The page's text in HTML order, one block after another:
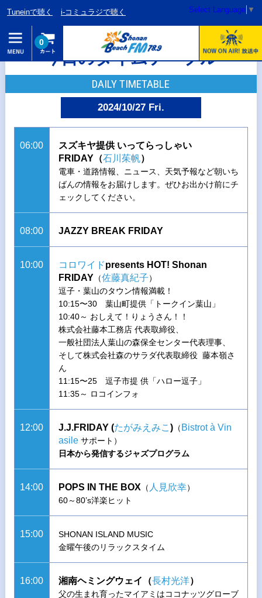
Tuneinで聴く i-コミュラジで聴く Select Language ▼
0
今日のタイムテーブル
DAILY TIMETABLE
2024/10/27 Fri.
06:00
スズキヤ提供 いってらっしゃい
FRIDAY（石川茱帆）
電車・道路情報、ニュース、天気予報など朝いち
ばんの情報をお届けします。ぜひお出かけ前にチ
ェックしてください。
08:00 JAZZY BREAK FRIDAY
10:00 コロワイドpresents HOT! Shonan
FRIDAY （佐藤真紀子）
逗子・葉山のタウン情報満載！
10:15〜30 葉山町提供「トークイン葉山」
10:40～ おしえて！りょうさん！！
株式会社藤本工務店 代表取締役、
一般社団法人葉山の森保全センター代表理事、
そして株式会社森のサラダ代表取締役 藤本嶺さ
ん
11:15〜25 逗子市提 供「ハロー逗子」
11:35～ ロコインフォ
12:00 J.J.FRIDAY (たがみえみこ )（ Bistrot à Vin
asileサポート）
日本から発信するジャズプログラム
14:00 POPS IN THE BOX （ 人見欣幸）
60～80’s洋楽ヒット
15:00
SHONAN ISLAND MUSIC
金曜午後のリラックスタイム
16:00 湘南ヘミングウェイ（長村光洋）
父の生まれ育ったマイアミはココナッツグローブ